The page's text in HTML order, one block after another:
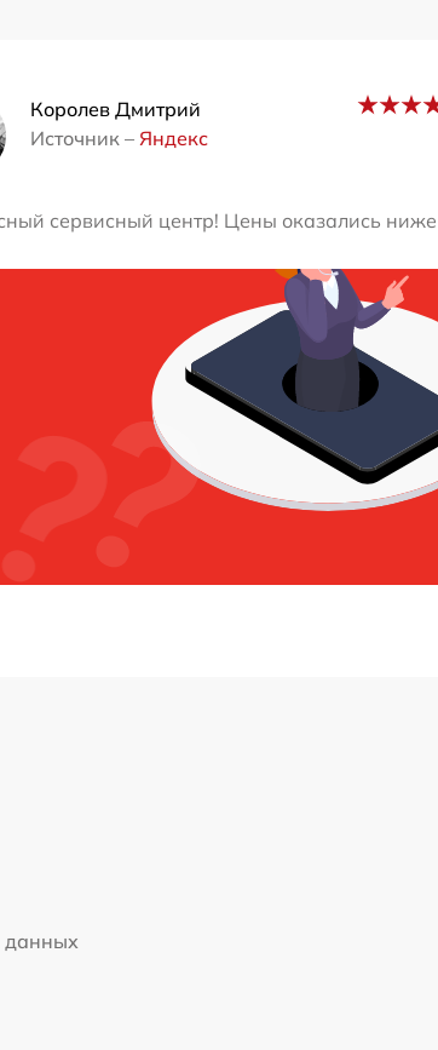
Результат оказался лучше, чем
Королев Дмитрий
Источник – Яндекс
сервисный центр! Цены оказались
данных